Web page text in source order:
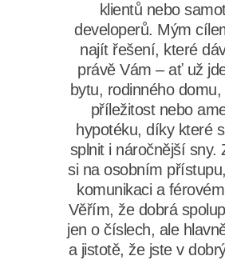
klientů nebo
developerů. Mým
najít řešení, které
právě Vám – ať už
bytu, rodinného
příležitost nebo
hypotéku, díky které
splnit i náročnější sny.
si na osobním
komunikaci a
Věřím, že dobrá
jen o číslech, ale
a jistotě, že jste v